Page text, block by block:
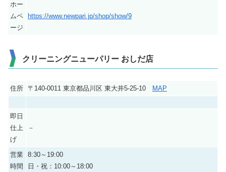
ホー
ムペ
ージ
https://www.newpari.jp/shop/show/9
クリーニングニューパリー おしだ店
住所 〒140-0011 東京都品川区 東大井5-25-10 MAP
即日
仕上
げ
－
営業
時間
8:30～19:00
日・祝：10:00～18:00